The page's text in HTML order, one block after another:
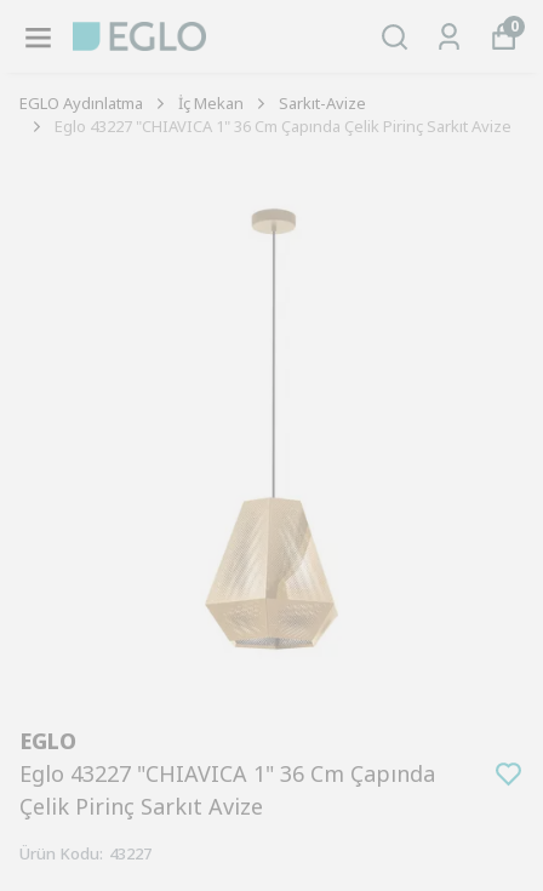
0
EGLO Aydınlatma İç Mekan
Sarkıt-Avize
Eglo 43227 "CHIAVICA 1" 36 Cm Çapında Çelik Pirinç Sarkıt Avize
EGLO
Eglo 43227 "CHIAVICA 1" 36 Cm Çapında
Çelik Pirinç Sarkıt Avize
Ürün Kodu: 43227